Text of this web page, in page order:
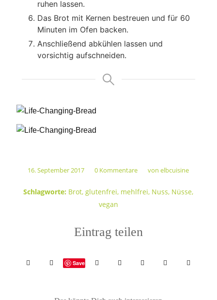
ruhen lassen.
Das Brot mit Kernen bestreuen und für 60
Minuten im Ofen backen.
Anschließend abkühlen lassen und
vorsichtig aufschneiden.
16. September 2017
/ 0 Kommentare
/ vonelbcuisine
Schlagworte: Brot,glutenfrei, mehlfrei, Nuss, Nüsse,
vegan
Eintrag teilen
Save